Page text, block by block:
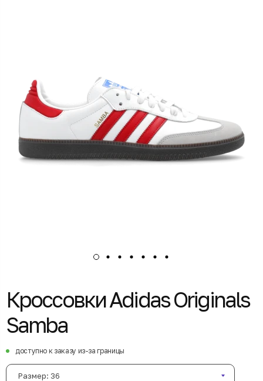
Кроссовки Adidas Originals
Samba
доступно к заказу из-за границы
Размер: 36